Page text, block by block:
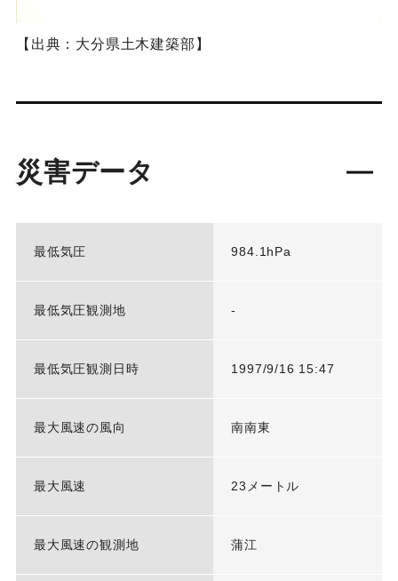
【出典：大分県土木建築部】
災害データ
最低気圧 984.1hPa
最低気圧観測地 -
最低気圧観測日時 1997/9/16 15:47
最大風速の風向 南南東
最大風速 23メートル
最大風速の観測地 蒲江